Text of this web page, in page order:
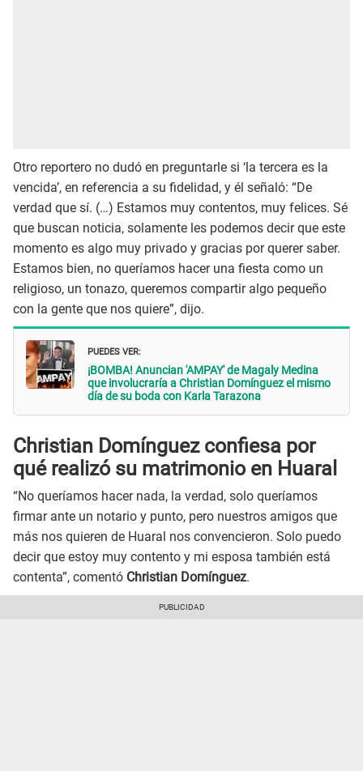
Otro reportero no dudó en preguntarle si ‘la tercera es la
vencida’, en referencia a su fidelidad, y él señaló: “De
verdad que sí. (…) Estamos muy contentos, muy felices. Sé
que buscan noticia, solamente les podemos decir que este
momento es algo muy privado y gracias por querer saber.
Estamos bien, no queríamos hacer una fiesta como un
religioso, un tonazo, queremos compartir algo pequeño
con la gente que nos quiere”, dijo.
PUEDES VER:
¡BOMBA! Anuncian 'AMPAY' de Magaly Medina
que involucraría a Christian Domínguez el mismo
día de su boda con Karla Tarazona
Christian Domínguez confiesa por
qué realizó su matrimonio en Huaral
“No queríamos hacer nada, la verdad, solo queríamos
firmar ante un notario y punto, pero nuestros amigos que
más nos quieren de Huaral nos convencieron. Solo puedo
decir que estoy muy contento y mi esposa también está
contenta”, comentó Christian Domínguez.